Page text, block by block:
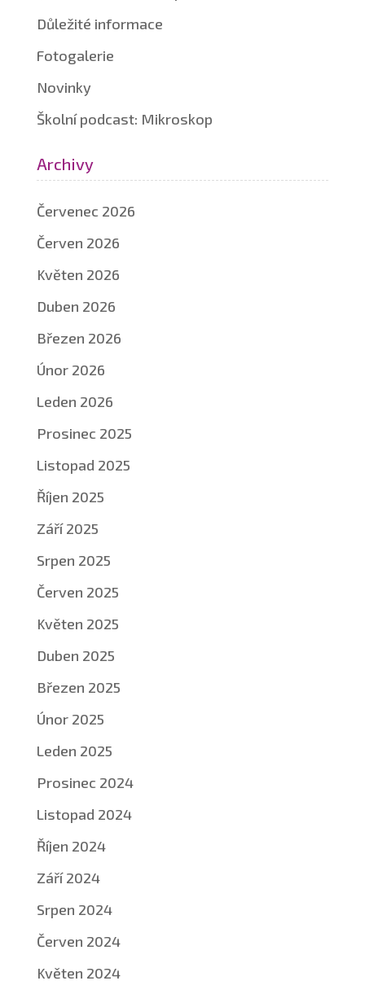
Důležité informace
Fotogalerie
Novinky
Školní podcast: Mikroskop
Archivy
Červenec 2026
Červen 2026
Květen 2026
Duben 2026
Březen 2026
Únor 2026
Leden 2026
Prosinec 2025
Listopad 2025
Říjen 2025
Září 2025
Srpen 2025
Červen 2025
Květen 2025
Duben 2025
Březen 2025
Únor 2025
Leden 2025
Prosinec 2024
Listopad 2024
Říjen 2024
Září 2024
Srpen 2024
Červen 2024
Květen 2024